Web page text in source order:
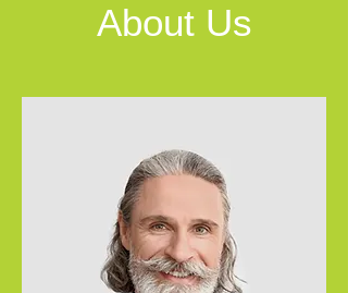
About Us